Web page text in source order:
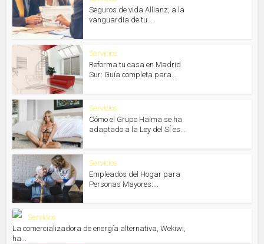
Seguros de vida Allianz, a la
vanguardia de tu...
Servicios
Reforma tu casa en Madrid
Sur: Guía completa para...
Servicios
Cómo el Grupo Haima se ha
adaptado a la Ley del SÍ es...
Servicios
Empleados del Hogar para
Personas Mayores:...
Servicios
La comercializadora de energía alternativa, Wekiwi,
ha...